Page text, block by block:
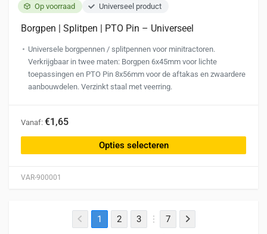
Op voorraad Universeel product
VAR-900001
Borgpen | Splitpen | PTO Pin – Universeel
Universele borgpennen / splitpennen voor minitractoren.
Verkrijgbaar in twee maten: Borgpen 6x45mm voor lichte
toepassingen en PTO Pin 8x56mm voor de aftakas en zwaardere
aanbouwdelen. Verzinkt staal met veerring.
Vanaf: €1,65
Opties selecteren
product
heeft
meerdere
Deze
1 2 3
7